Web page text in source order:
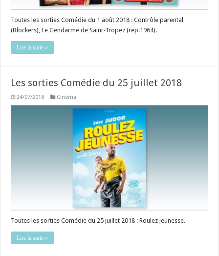
Toutes les sorties Comédie du 1 août 2018 : Contrôle parental
(Blockers), Le Gendarme de Saint-Tropez (rep.1964).
Lire la suite »
Les sorties Comédie du 25 juillet 2018
24/07/2018 Cinéma
Toutes les sorties Comédie du 25 juillet 2018 : Roulez jeunesse.
Lire la suite »